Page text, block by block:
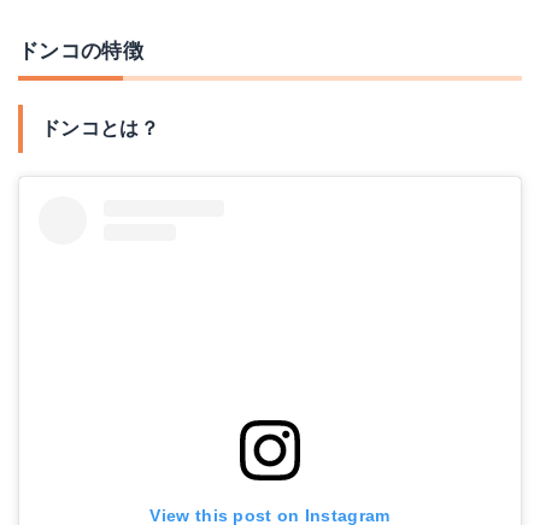
ドンコの特徴
ドンコとは？
View this post on Instagram